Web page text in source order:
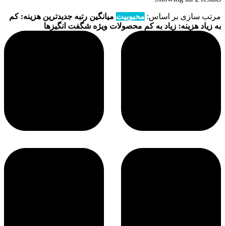
popularityمرتب سازی بر اساس: محبوبیت میانگین رتبه جدیدترین هزینه: کم
به زیاد هزینه: زیاد به کم محصولات ویژه شگفت انگیزها